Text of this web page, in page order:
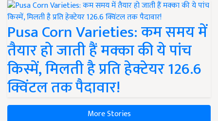
Pusa Corn Varieties: कम समय में
तैयार हो जाती हैं मक्का की ये पांच
किस्में, मिलती है प्रति हेक्टेयर 126.6
क्विंटल तक पैदावार!
More Stories